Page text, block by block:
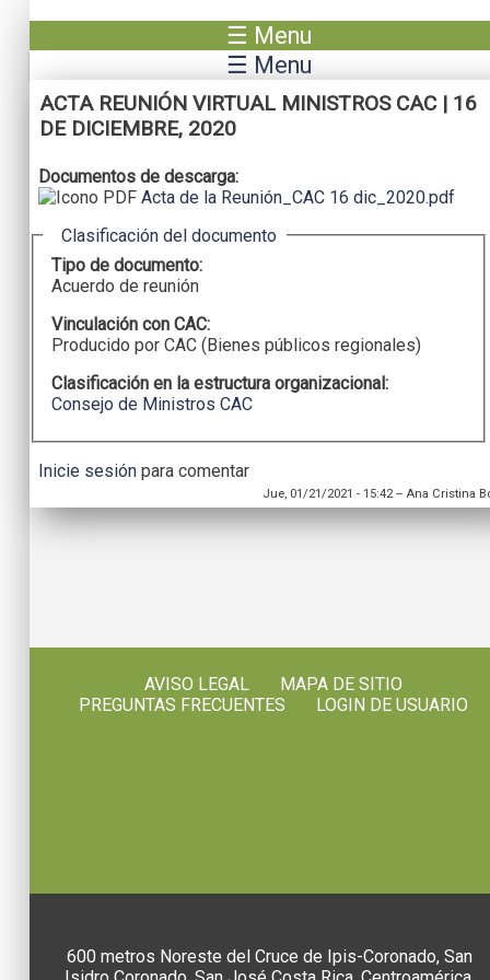
☰ Menu
☰ Menu
ACTA REUNIÓN VIRTUAL MINISTROS CAC | 16
DE DICIEMBRE, 2020
Documentos de descarga:
Acta de la Reunión_CAC 16 dic_2020.pdf
Ocultar
Clasificación del documento
Tipo de documento:
Acuerdo de reunión
Vinculación con CAC:
Producido por CAC (Bienes públicos regionales)
Clasificación en la estructura organizacional:
Consejo de Ministros CAC
Inicie sesiónpara comentar
Jue, 01/21/2021 - 15:42--Ana Cristina
AVISO LEGAL
MAPA DE SITIO
PREGUNTAS FRECUENTES
LOGIN DE USUARIO
600 metros Noreste del Cruce de Ipis-Coronado, San